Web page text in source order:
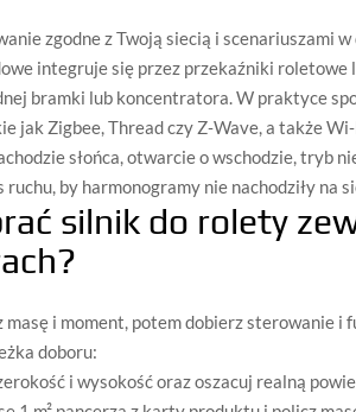
zgodne z Twoją siecią i scenariuszami w
integruje się przez przekaźniki roletowe
bramki lub koncentratora. W praktyce
jak Zigbee, Thread czy Z‑Wave, a także
słońca, otwarcie o wschodzie, tryb
ruchu, by harmonogramy nie nachodziły na
silnik do rolety
i moment, potem dobierz sterowanie i
doboru:
i wysokość oraz oszacuj realną